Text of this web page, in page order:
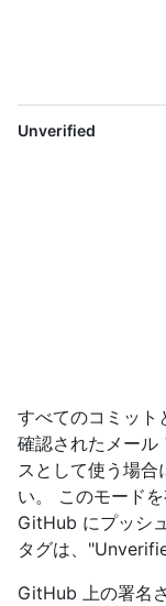
Unverified
すべてのコミッ
確認されたメール
スとして使う場合
い。 このモード
GitHub にプッシ
タグは、
GitHub 上の署名